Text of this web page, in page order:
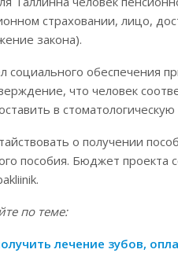
страховании, лицо,
закона).
социального обеспечения
что человек
в стоматологическую
о получении
пособия. Бюджет проекта
по теме:
лечение зубов,